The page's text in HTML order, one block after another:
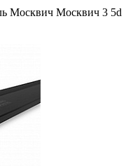
Москвич Москвич 3 5d